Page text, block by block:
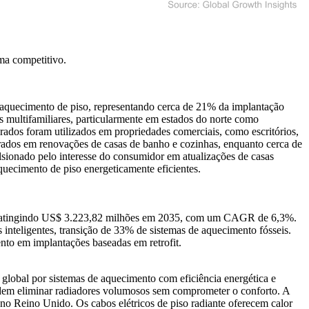
competitivo.
de piso, representando cerca de 21% da implantação
particularmente em estados do norte como
foram utilizados em propriedades comerciais, como escritórios,
em renovações de casas de banho e cozinhas, enquanto cerca de
pelo interesse do consumidor em atualizações de casas
de piso energeticamente eficientes.
US$ 3.223,82 milhões em 2035, com um CAGR de 6,3%.
transição de 33% de sistemas de aquecimento fósseis.
em implantações baseadas em retrofit.
por sistemas de aquecimento com eficiência energética e
eliminar radiadores volumosos sem comprometer o conforto. A
Reino Unido. Os cabos elétricos de piso radiante oferecem calor